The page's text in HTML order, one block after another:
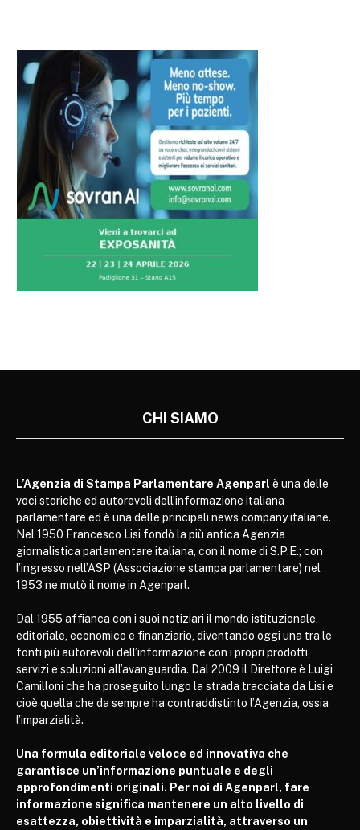
CHI SIAMO
L’Agenzia di Stampa Parlamentare Agenparl è una delle
voci storiche ed autorevoli dell’informazione italiana
parlamentare ed è una delle principali news company italiane.
Nel 1950 Francesco Lisi fondò la più antica Agenzia
giornalistica parlamentare italiana, con il nome di S.P.E.; con
l’ingresso nell’ASP (Associazione stampa parlamentare) nel
1953 ne mutò il nome in Agenparl.
Dal 1955 affianca con i suoi notiziari il mondo istituzionale,
editoriale, economico e finanziario, diventando oggi una tra le
fonti più autorevoli dell’informazione con i propri prodotti,
servizi e soluzioni all’avanguardia. Dal 2009 il Direttore è Luigi
Camilloni che ha proseguito lungo la strada tracciata da Lisi e
cioè quella che da sempre ha contraddistinto l’Agenzia, ossia
l’imparzialità.
Una formula editoriale veloce ed innovativa che
garantisce un’informazione puntuale e degli
approfondimenti originali. Per noi di Agenparl, fare
informazione significa mantenere un alto livello di
esattezza, obiettività e imparzialità, attraverso un